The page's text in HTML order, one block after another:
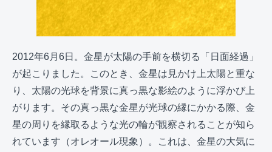
2012年6月6日。金星が太陽の手前を横切る「日面経過」
が起こりました。このとき、金星は見かけ上太陽と重な
り、太陽の光球を背景に真っ黒な影絵のように浮かび上
がります。その真っ黒な金星が光球の縁にかかる際、金
星の周りを縁取るような光の輪が観察されることが知ら
れています（オレオール現象）。これは、金星の大気に